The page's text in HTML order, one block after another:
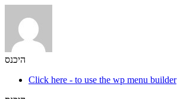
היכנס
Click here - to use the wp menu builder